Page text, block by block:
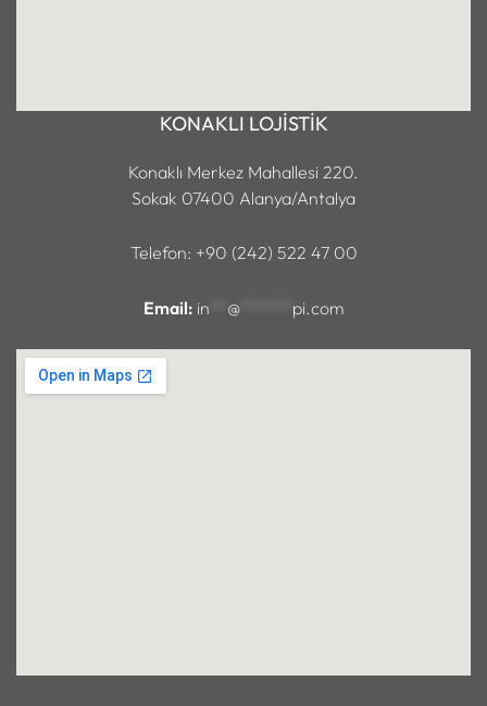
KONAKLI LOJİSTİK
Konaklı Merkez Mahallesi 220.
Sokak 07400 Alanya/Antalya
Telefon: +90 (242) 522 47 00
Email: in @ pi.com